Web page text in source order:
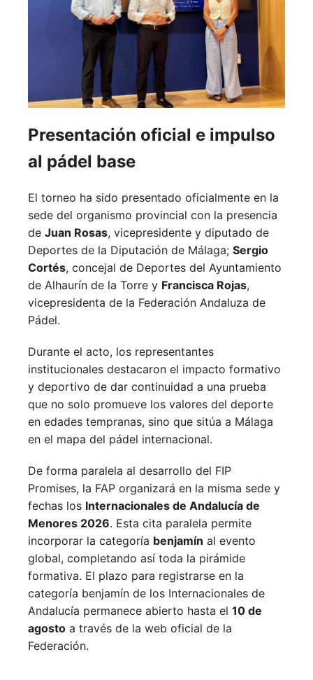
Presentación oficial e impulso
al pádel base
El torneo ha sido presentado oficialmente en la
sede del organismo provincial con la presencia
de Juan Rosas, vicepresidente y diputado de
Deportes de la Diputación de Málaga; Sergio
Cortés, concejal de Deportes del Ayuntamiento
de Alhaurín de la Torre y Francisca Rojas,
vicepresidenta de la Federación Andaluza de
Pádel.
Durante el acto, los representantes
institucionales destacaron el impacto formativo
y deportivo de dar continuidad a una prueba
que no solo promueve los valores del deporte
en edades tempranas, sino que sitúa a Málaga
en el mapa del pádel internacional.
De forma paralela al desarrollo del FIP
Promises, la FAP organizará en la misma sede y
fechas los Internacionales de Andalucía de
Menores 2026. Esta cita paralela permite
incorporar la categoría benjamín al evento
global, completando así toda la pirámide
formativa. El plazo para registrarse en la
categoría benjamín de los Internacionales de
Andalucía permanece abierto hasta el 10 de
agosto a través de la web oficial de la
Federación.